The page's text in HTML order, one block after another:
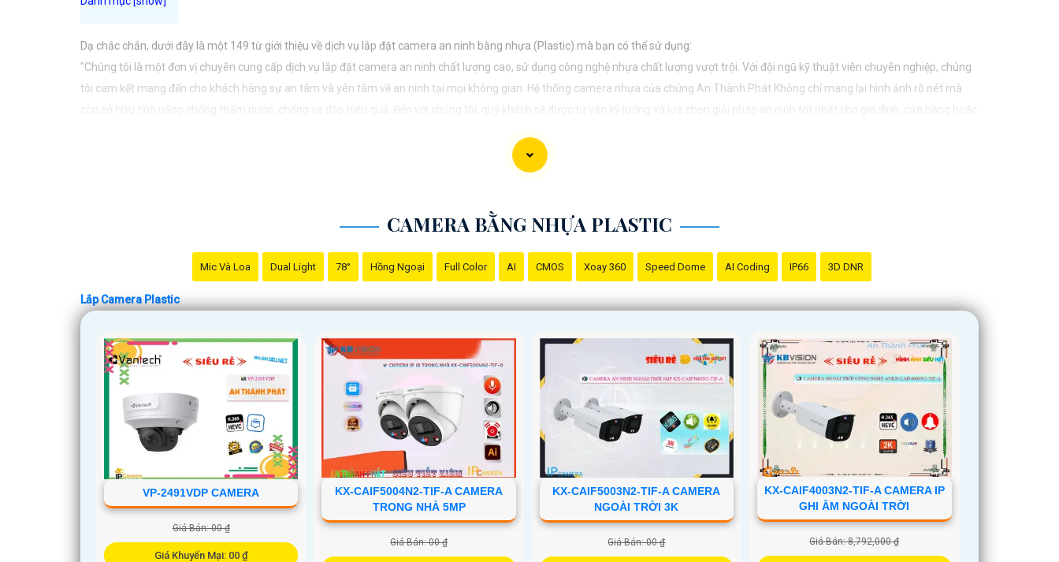
Dạ chắc chắn, dưới đây là một 149 từ giới thiệu về dịch vụ lắp đặt camera an ninh bằng nhựa (Plastic) mà bạn có thể sử dụng:
"Chúng tôi là một đơn vị chuyên cung cấp dịch vụ lắp đặt camera an ninh chất lượng cao, sử dụng công nghệ nhựa chất lượng vượt trội. Với đội ngũ kỹ thuật viên chuyên nghiệp, chúng
tôi cam kết mang đến cho khách hàng sự an tâm và yên tâm về an ninh tại mọi không gian. Hệ thống camera nhựa của chúng An Thành Phát Không chỉ mang lại hình ảnh rõ nét mà
còn sở hữu tính năng chống thấm nước, chống va đập hiệu quả. Đến với chúng tôi, quý khách sẽ được tư vấn kỹ lưỡng và lựa chọn giải pháp an ninh tốt nhất cho gia đình, cửa hàng hoặc
CAMERA BẰNG NHỰA PLASTIC
Mic Và Loa Dual Light 78° Hồng Ngoại Full Color AI CMOS Xoay 360 Speed Dome AI Coding IP66 3D DNR
Lắp Camera Plastic
VP-2491VDP CAMERA
Giá Bán: 00 ₫
Giá Khuyến Mại: 00 ₫
KX-CAIF5004N2-TIF-A CAMERA
TRONG NHÀ 5MP
Giá Bán: 00 ₫
KX-CAIF5003N2-TIF-A CAMERA
NGOÀI TRỜI 3K
Giá Bán: 00 ₫
KX-CAIF4003N2-TIF-A CAMERA IP
GHI ÂM NGOÀI TRỜI
Giá Bán: 8,792,000 ₫